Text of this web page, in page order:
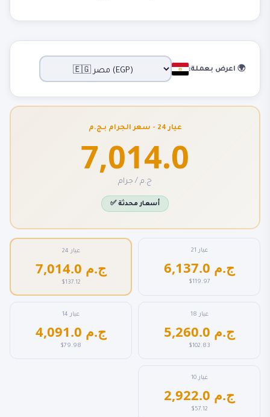
🌍 اعرض بعملة:
عيار 24 - سعر الجرام بـج.م
7,014.0
ج.م / جرام
✅ أسعار محدثة
عيار 21
6,137.0 ج.م
$119.97
عيار 24
7,014.0 ج.م
$137.12
عيار 18
5,260.0 ج.م
$102.83
عيار 14
4,091.0 ج.م
$79.98
عيار 10
2,922.0 ج.م
$57.12